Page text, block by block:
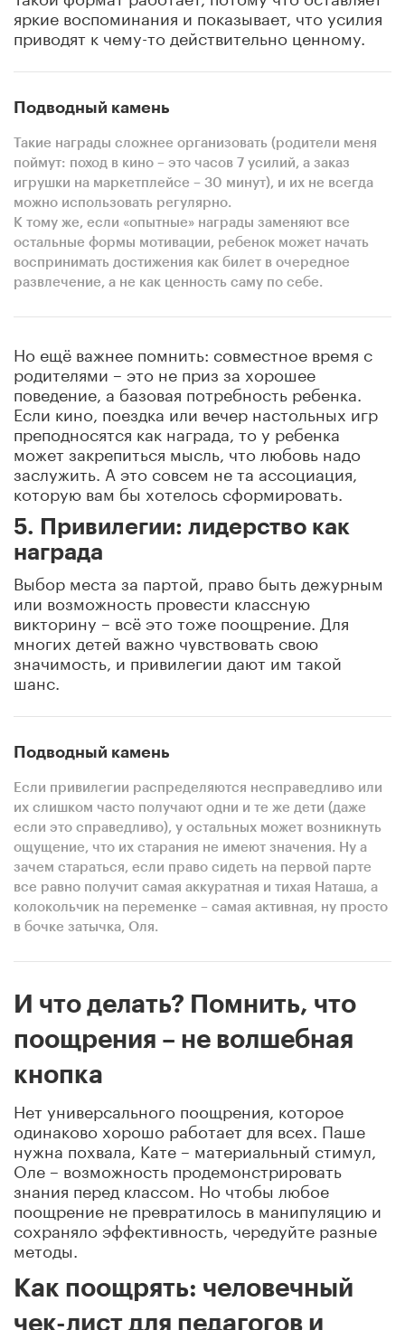
яркие воспоминания и показывает, что усилия
приводят к чему-то действительно ценному.
Подводный камень
Такие награды сложнее организовать (родители меня
поймут: поход в кино – это часов 7 усилий, а заказ
игрушки на маркетплейсе – 30 минут), и их не всегда
можно использовать регулярно.
К тому же, если «опытные» награды заменяют все
остальные формы мотивации, ребенок может начать
воспринимать достижения как билет в очередное
развлечение, а не как ценность саму по себе.
Но ещё важнее помнить: совместное время с
родителями – это не приз за хорошее
поведение, а базовая потребность ребенка.
Если кино, поездка или вечер настольных игр
преподносятся как награда, то у ребенка
может закрепиться мысль, что любовь надо
заслужить. А это совсем не та ассоциация,
которую вам бы хотелось сформировать.
5. Привилегии: лидерство как
награда
Выбор места за партой, право быть дежурным
или возможность провести классную
викторину – всё это тоже поощрение. Для
многих детей важно чувствовать свою
значимость, и привилегии дают им такой
шанс.
Подводный камень
Если привилегии распределяются несправедливо или
их слишком часто получают одни и те же дети (даже
если это справедливо), у остальных может возникнуть
ощущение, что их старания не имеют значения. Ну а
зачем стараться, если право сидеть на первой парте
все равно получит самая аккуратная и тихая Наташа, а
колокольчик на переменке – самая активная, ну просто
в бочке затычка, Оля.
И что делать? Помнить, что
поощрения – не волшебная
кнопка
Нет универсального поощрения, которое
одинаково хорошо работает для всех. Паше
нужна похвала, Кате – материальный стимул,
Оле – возможность продемонстрировать
знания перед классом. Но чтобы любое
поощрение не превратилось в манипуляцию и
сохраняло эффективность, чередуйте разные
методы.
Как поощрять: человечный
чек-лист для педагогов и